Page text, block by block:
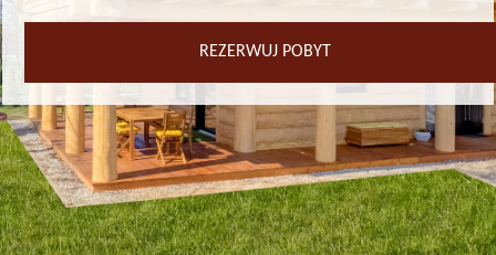
REZERWUJ POBYT